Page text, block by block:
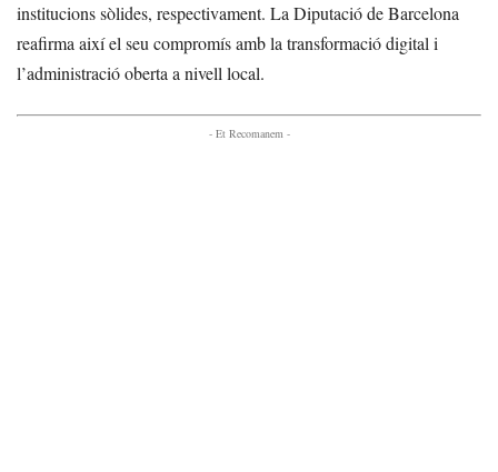
institucions sòlides, respectivament. La Diputació de Barcelona
reafirma així el seu compromís amb la transformació digital i
l’administració oberta a nivell local.
- Et Recomanem -